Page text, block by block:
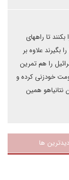
تا راههای
بگیرند علاوه بر
را هم تمرین
خودزنی کرده و
همین
ها